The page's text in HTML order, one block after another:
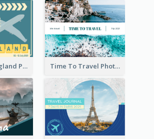
Travel To England Photo Book Time To Travel Photo Book